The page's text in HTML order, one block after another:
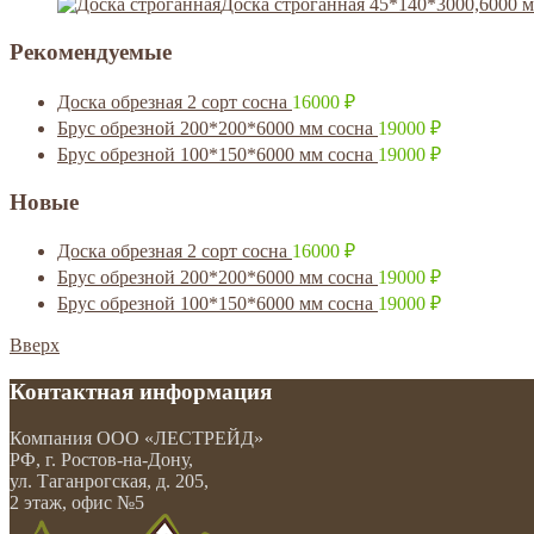
Доска строганная 45*140*3000,6000
Рекомендуемые
Доска обрезная 2 сорт сосна 16000 ₽
Брус обрезной 200*200*6000 мм сосна 19000 ₽
Брус обрезной 100*150*6000 мм сосна 19000 ₽
Новые
Доска обрезная 2 сорт сосна 16000 ₽
Брус обрезной 200*200*6000 мм сосна 19000 ₽
Брус обрезной 100*150*6000 мм сосна 19000 ₽
Вверх
Контактная информация
Компания ООО «ЛЕСТРЕЙД»
РФ, г. Ростов-на-Дону,
ул. Таганрогская, д. 205,
2 этаж, офис №5